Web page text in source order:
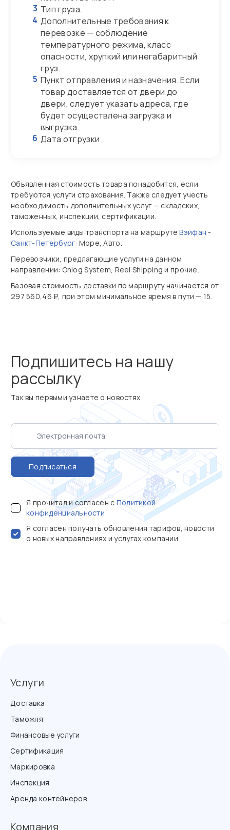
3 Тип груза.
4 Дополнительные требования к
перевозке — соблюдение
температурного режима, класс
опасности, хрупкий или негабаритный
груз.
5 Пункт отправления и назначения. Если
товар доставляется от двери до
двери, следует указать адреса, где
будет осуществлена загрузка и
выгрузка.
6 Дата отгрузки
Объявленная стоимость товара понадобится, если
требуются услуги страхования. Также следует учесть
необходимость дополнительных услуг — складских,
таможенных, инспекции, сертификации.
Используемые виды транспорта на маршрутеВэйфан -
Санкт-Петербург: Море, Авто.
Перевозчики, предлагающие услуги на данном
направлении: Onlog System, Reel Shipping и прочие.
Базовая стоимость доставки по маршруту начинается от
297 560,46 ₽, при этом минимальное время в пути — 15.
Подпишитесь на нашу
рассылку
Так вы первыми узнаете о новостях
Подписаться
Я прочитал и согласен с Политикой
конфиденциальности
Я согласен получать обновления тарифов, новости
о новых направлениях и услугах компании
Услуги
Доставка
Таможня
Финансовые услуги
Сертификация
Маркировка
Инспекция
Аренда контейнеров
Компания